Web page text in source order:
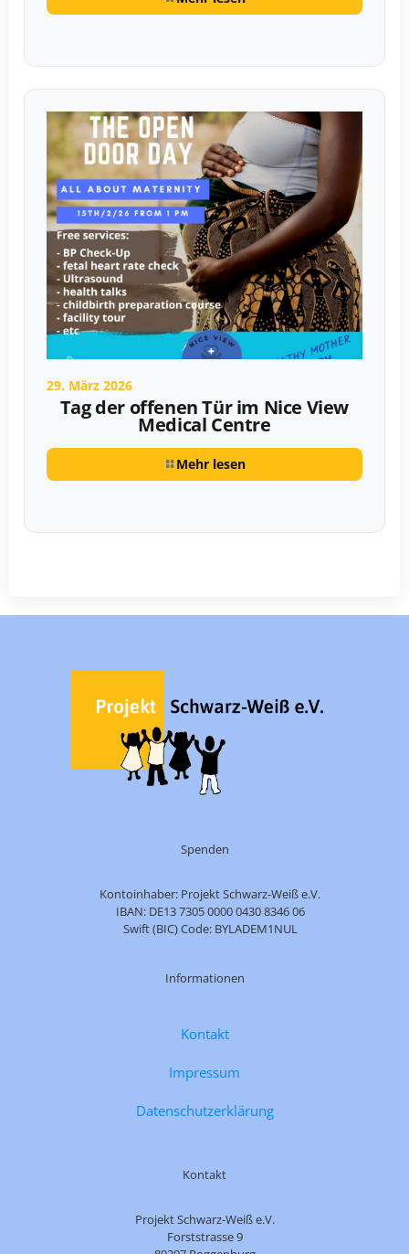
29. März 2026
Tag der offenen Tür im Nice View
Medical Centre
Mehr lesen
Spenden
Kontoinhaber: Projekt Schwarz-Weiß e.V.
IBAN: DE13 7305 0000 0430 8346 06
Swift (BIC) Code: BYLADEM1NUL
Informationen
Kontakt
Impressum
Datenschutzerklärung
Kontakt
Projekt Schwarz-Weiß e.V.
Forststrasse 9